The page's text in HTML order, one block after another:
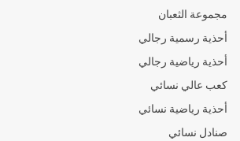
مجموعة الثعبان
أحذية رسمية رجالي
أحذية رياضية رجالي
كعب عالي نسائي
أحذية رياضية نسائي
صنادل نسائي